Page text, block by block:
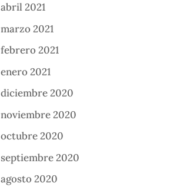
abril 2021
marzo 2021
febrero 2021
enero 2021
diciembre 2020
noviembre 2020
octubre 2020
septiembre 2020
agosto 2020